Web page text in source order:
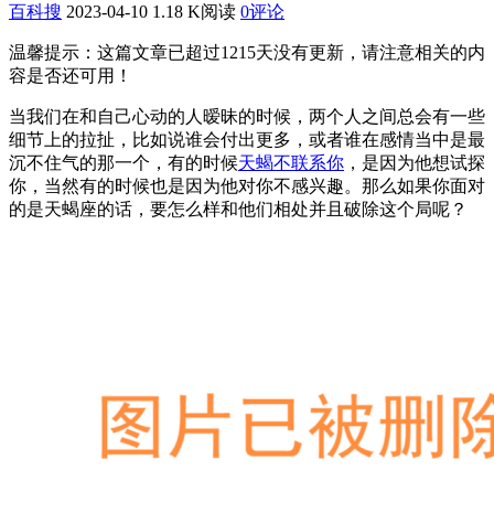
百科搜 2023-04-10 1.18 K阅读 0评论
温馨提示：这篇文章已超过1215天没有更新，请注意相关的内
容是否还可用！
当我们在和自己心动的人暧昧的时候，两个人之间总会有一些
细节上的拉扯，比如说谁会付出更多，或者谁在感情当中是最
沉不住气的那一个，有的时候天蝎不联系你 ，是因为他想试探
你，当然有的时候也是因为他对你不感兴趣。那么如果你面对
的是天蝎座的话，要怎么样和他们相处并且破除这个局呢？